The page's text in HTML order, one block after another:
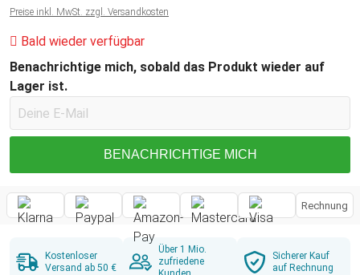
Preise inkl. MwSt. zzgl. Versandkosten
Bald wieder verfügbar
Benachrichtige mich, sobald das Produkt wieder auf
Lager ist.
BENACHRICHTIGE MICH
Rechnung
Kostenloser
Versand ab 50 €
Über 1 Mio.
zufriedene
Sicherer Kauf
auf Rechnung